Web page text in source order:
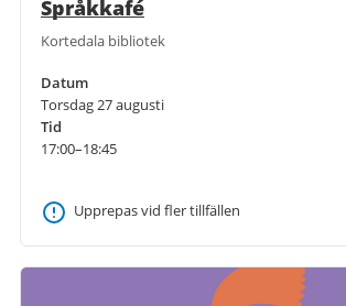
Språkkafé
Kortedala bibliotek
Datum
Torsdag 27 augusti
Tid
17:00–18:45
Upprepas vid fler tillfällen